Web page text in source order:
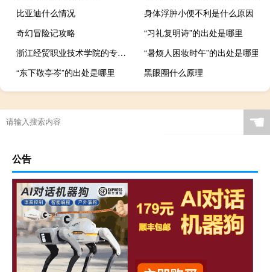
比亚迪什么情况
身体浮肿小便不利是什么原因
奇幻冒险记攻略
“习礼复明诗”的出处是哪里
浙江经贸职业技术学院的专业有哪些
“暑烦人困妆时午”的出处是哪里
“东下敬亭岑”的出处是哪里
黑眼圈什么原理
☚
公告